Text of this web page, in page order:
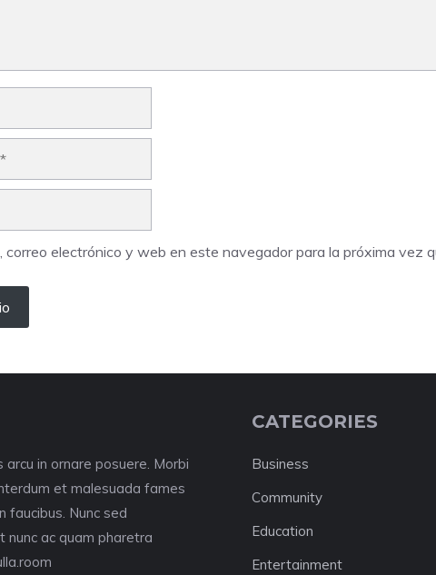
correo electrónico y web en este navegador para la próxima vez
in ornare posuere. Morbi
et malesuada fames
faucibus. Nunc sed
nunc ac quam pharetra
CATEGORIES
Business
Community
Education
Entertainment